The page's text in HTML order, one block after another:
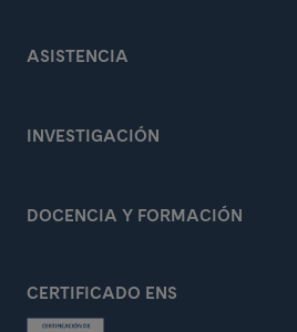
ASISTENCIA
INVESTIGACIÓN
DOCENCIA Y FORMACIÓN
CERTIFICADO ENS